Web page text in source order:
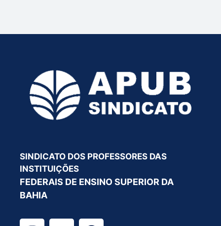
SINDICATO DOS PROFESSORES DAS
INSTITUIÇÕES
FEDERAIS DE ENSINO SUPERIOR DA
BAHIA